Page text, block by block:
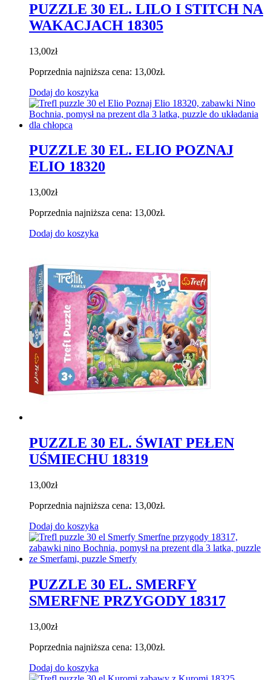
PUZZLE 30 EL. LILO I STITCH NA
WAKACJACH 18305
13,00zł
Poprzednia najniższa cena: 13,00zł.
Dodaj do koszyka
PUZZLE 30 EL. ELIO POZNAJ
ELIO 18320
13,00zł
Poprzednia najniższa cena: 13,00zł.
Dodaj do koszyka
PUZZLE 30 EL. ŚWIAT PEŁEN
UŚMIECHU 18319
13,00zł
Poprzednia najniższa cena: 13,00zł.
Dodaj do koszyka
PUZZLE 30 EL. SMERFY
SMERFNE PRZYGODY 18317
13,00zł
Poprzednia najniższa cena: 13,00zł.
Dodaj do koszyka